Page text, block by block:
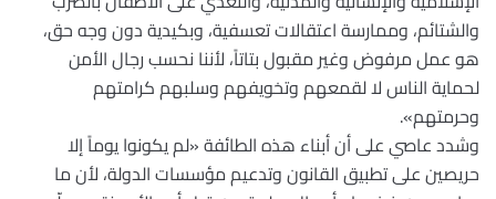
والشتائم، وممارسة اعتقالات تعسفية، وبكيدية دون وجه حق،
هو عمل مرفوض وغير مقبول بتاتاً، لأننا نحسب رجال الأمن
لحماية الناس لا لقمعهم وتخويفهم وسلبهم كرامتهم
وحرمتهم».
وشدد عاصي على أن أبناء هذه الطائفة «لم يكونوا يوماً إلا
حريصين على تطبيق القانون وتدعيم مؤسسات الدولة، لأن ما